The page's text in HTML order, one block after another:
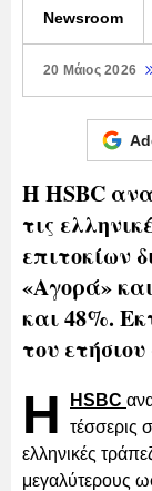
Newsroom
20 Μάιος 2026
Η HSBC
τις
επιτοκίων
«Αγορά»
και 48%.
του
Η HSBC
τέσσερις
ελληνικές
μεγαλύτερους